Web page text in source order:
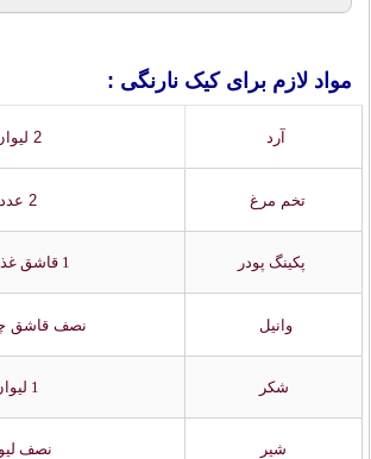
مواد لازم برای کیک نارنگی :
آرد 2 ليوان
تخم مرغ 2 عدد
پكينگ پودر
وانيل نصف قاشق
شکر 1 ليوان
شیر نصف